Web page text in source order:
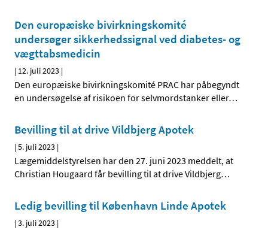
Den europæiske bivirkningskomité
undersøger sikkerhedssignal ved diabetes- og
vægttabsmedicin
| 12. juli 2023 |
Den europæiske bivirkningskomité PRAC har påbegyndt
en undersøgelse af risikoen for selvmordstanker eller…
Bevilling til at drive Vildbjerg Apotek
|5. juli 2023 |
Lægemiddelstyrelsen har den 27. juni 2023 meddelt, at
Christian Hougaard får bevilling til at drive Vildbjerg…
Ledig bevilling til København Linde Apotek
|3. juli 2023 |